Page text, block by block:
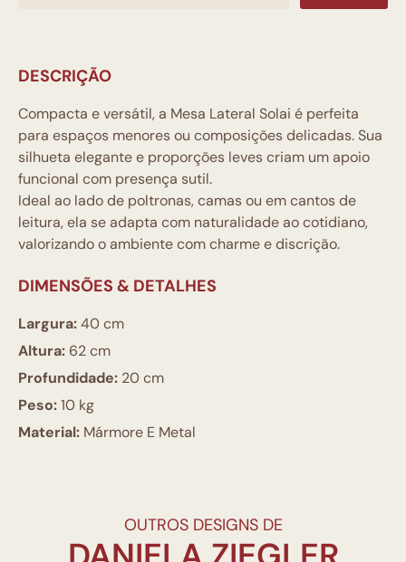
DESCRIÇÃO
Compacta e versátil, a Mesa Lateral Solai é perfeita
para espaços menores ou composições delicadas. Sua
silhueta elegante e proporções leves criam um apoio
funcional com presença sutil.
Ideal ao lado de poltronas, camas ou em cantos de
leitura, ela se adapta com naturalidade ao cotidiano,
valorizando o ambiente com charme e discrição.
DIMENSÕES & DETALHES
Largura:40 cm
Altura: 62 cm
Profundidade: 20 cm
Peso:10 kg
Material: Mármore E Metal
OUTROS DESIGNS DE